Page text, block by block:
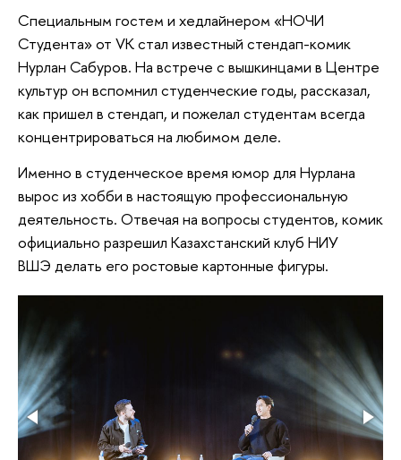
Специальным гостем и хедлайнером «НОЧИ
Студента» от VK стал известный стендап-комик
Нурлан Сабуров. На встрече с вышкинцами в Центре
культур он вспомнил студенческие годы, рассказал,
как пришел в стендап, и пожелал студентам всегда
концентрироваться на любимом деле.
Именно в студенческое время юмор для Нурлана
вырос из хобби в настоящую профессиональную
деятельность. Отвечая на вопросы студентов, комик
официально разрешил Казахстанский клуб НИУ
ВШЭ делать его ростовые картонные фигуры.